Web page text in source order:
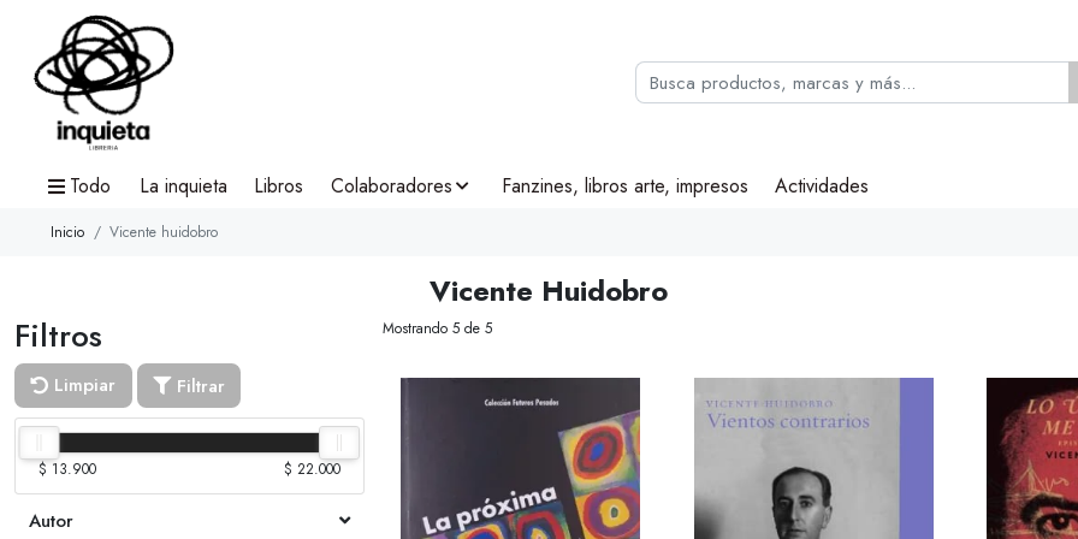
Todo La inquieta Libros Colaboradores Fanzines, libros arte, impresos Actividades
Inicio Vicente huidobro
Vicente Huidobro
Filtros
Limpiar Filtrar
$ 13.900 $ 22.000
Autor
Mostrando 5 de 5